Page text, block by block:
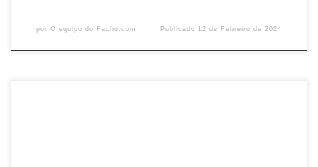
por O equipo do Facho.com Publicado 12 de Febreiro de 2024